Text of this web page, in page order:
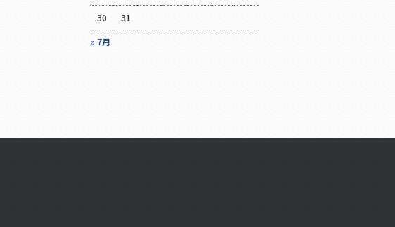
« 7月
30 31